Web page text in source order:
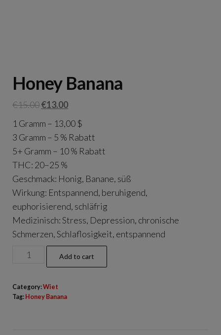
Honey Banana
€15.00Original
price
was:
€15.00.
€13.00Current
price
is:
€13.00.
1 Gramm – 13,00 $
3 Gramm – 5 % Rabatt
5+ Gramm – 10 % Rabatt
THC: 20–25 %
Geschmack: Honig, Banane, süß
Wirkung: Entspannend, beruhigend,
euphorisierend, schläfrig
Medizinisch: Stress, Depression, chronische
Schmerzen, Schlaflosigkeit, entspannend
Honey
Add to cart
Category:Wiet
Tag: Honey Banana